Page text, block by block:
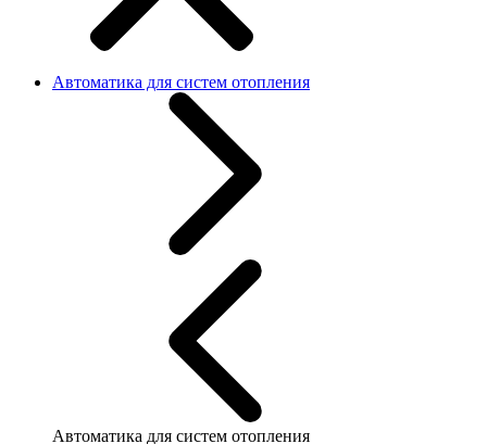
Автоматика для систем отопления
Автоматика для систем отопления